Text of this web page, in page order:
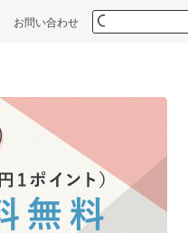
お問い合わせ